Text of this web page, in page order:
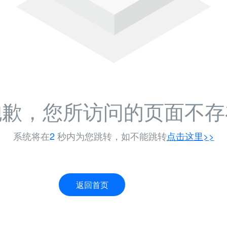
，您所访问的页面不
系统将在1秒内为您跳转，如不能跳转点击这里>>
返回首页